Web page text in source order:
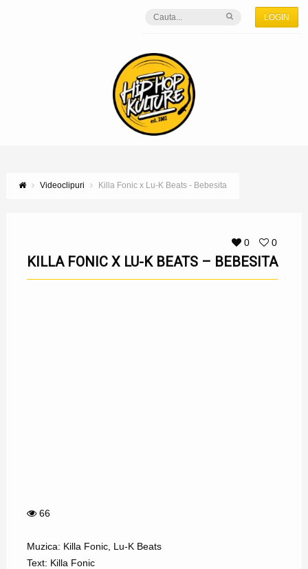
LOGIN
Videoclipuri Killa Fonic x Lu-K Beats - Bebesita
0 0
KILLA FONIC X LU-K BEATS – BEBESITA
66
Muzica: Killa Fonic, Lu-K Beats
Text: Killa Fonic